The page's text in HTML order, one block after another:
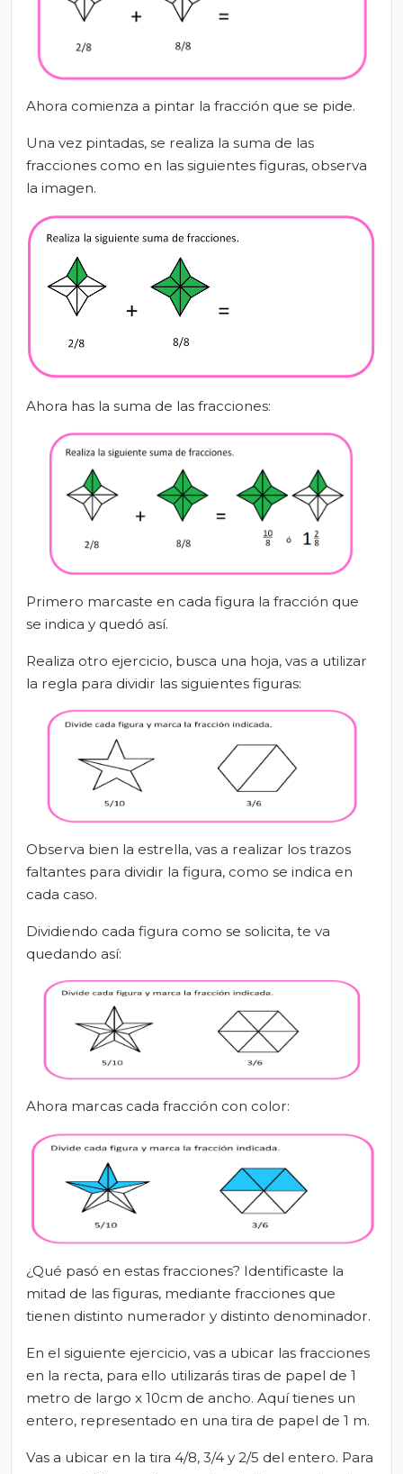
Ahora comienza a pintar la fracción que se pide.
Una vez pintadas, se realiza la suma de las
fracciones como en las siguientes figuras, observa
la imagen.
Ahora has la suma de las fracciones:
Primero marcaste en cada figura la fracción que
se indica y quedó así.
Realiza otro ejercicio, busca una hoja, vas a utilizar
la regla para dividir las siguientes figuras:
Observa bien la estrella, vas a realizar los trazos
faltantes para dividir la figura, como se indica en
cada caso.
Dividiendo cada figura como se solicita, te va
quedando así:
Ahora marcas cada fracción con color:
¿Qué pasó en estas fracciones? Identificaste la
mitad de las figuras, mediante fracciones que
tienen distinto numerador y distinto denominador.
En el siguiente ejercicio, vas a ubicar las fracciones
en la recta, para ello utilizarás tiras de papel de 1
metro de largo x 10cm de ancho. Aquí tienes un
entero, representado en una tira de papel de 1 m.
Vas a ubicar en la tira 4/8, 3/4 y 2/5 del entero. Para